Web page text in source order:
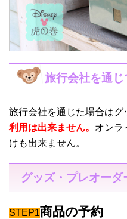
旅行会社を通
旅行会社を通じた場合は
利用は出来ません。 オンラ
けも出来ません。
グッズ・プレオー
STEP1商品の予約